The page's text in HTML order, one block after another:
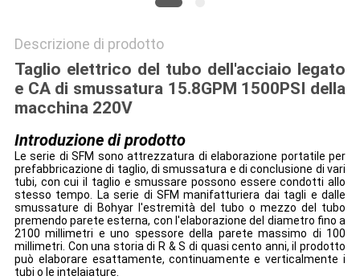
Descrizione di prodotto
Taglio elettrico del tubo dell'acciaio legato
e CA di smussatura 15.8GPM 1500PSI della
macchina 220V
Introduzione di prodotto
Le serie di SFM sono attrezzatura di elaborazione portatile per
prefabbricazione di taglio, di smussatura e di conclusione di vari
tubi, con cui il taglio e smussare possono essere condotti allo
stesso tempo. La serie di SFM manifatturiera dai tagli e dalle
smussature di Bohyar l'estremità del tubo o mezzo del tubo
premendo parete esterna, con l'elaborazione del diametro fino a
2100 millimetri e uno spessore della parete massimo di 100
millimetri. Con una storia di R & S di quasi cento anni, il prodotto
può elaborare esattamente, continuamente e verticalmente i
tubi o le intelaiature.